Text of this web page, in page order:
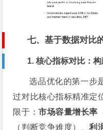
七、基于数据对比
1. 核心指标对比：
选品优化的第一步
过对比核心指标精准定
限于：市场容量增长率
（判断竞争难度）、利